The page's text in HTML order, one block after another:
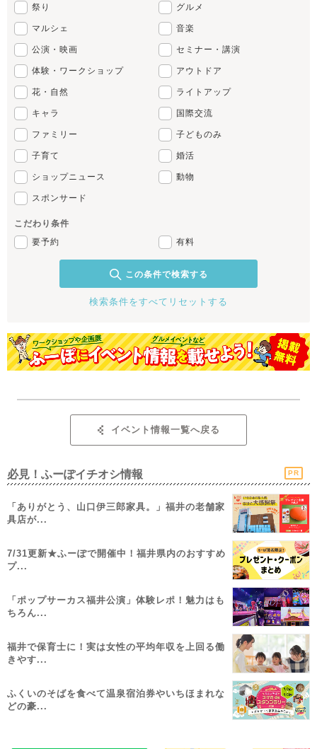
祭り グルメ
マルシェ 音楽
公演・映画 セミナー・講演
体験・ワークショップ アウトドア
花・自然 ライトアップ
キャラ 国際交流
ファミリー 子どものみ
子育て 婚活
ショップニュース 動物
スポンサード
こだわり条件
要予約
有料
この条件で検索する
検索条件をすべてリセットする
イベント情報一覧へ戻る
必見！ふーぽイチオシ情報 PR
「ありがとう、山口伊三郎家具。」福井の老舗家
具店が...
7/31更新★ふーぽで開催中！福井県内のおすすめ
プ...
「ポップサーカス福井公演」体験レポ！魅力はも
ちろん...
福井で保育士に！実は女性の平均年収を上回る働
きやす...
ふくいのそばを食べて温泉宿泊券やいちほまれな
どの豪...